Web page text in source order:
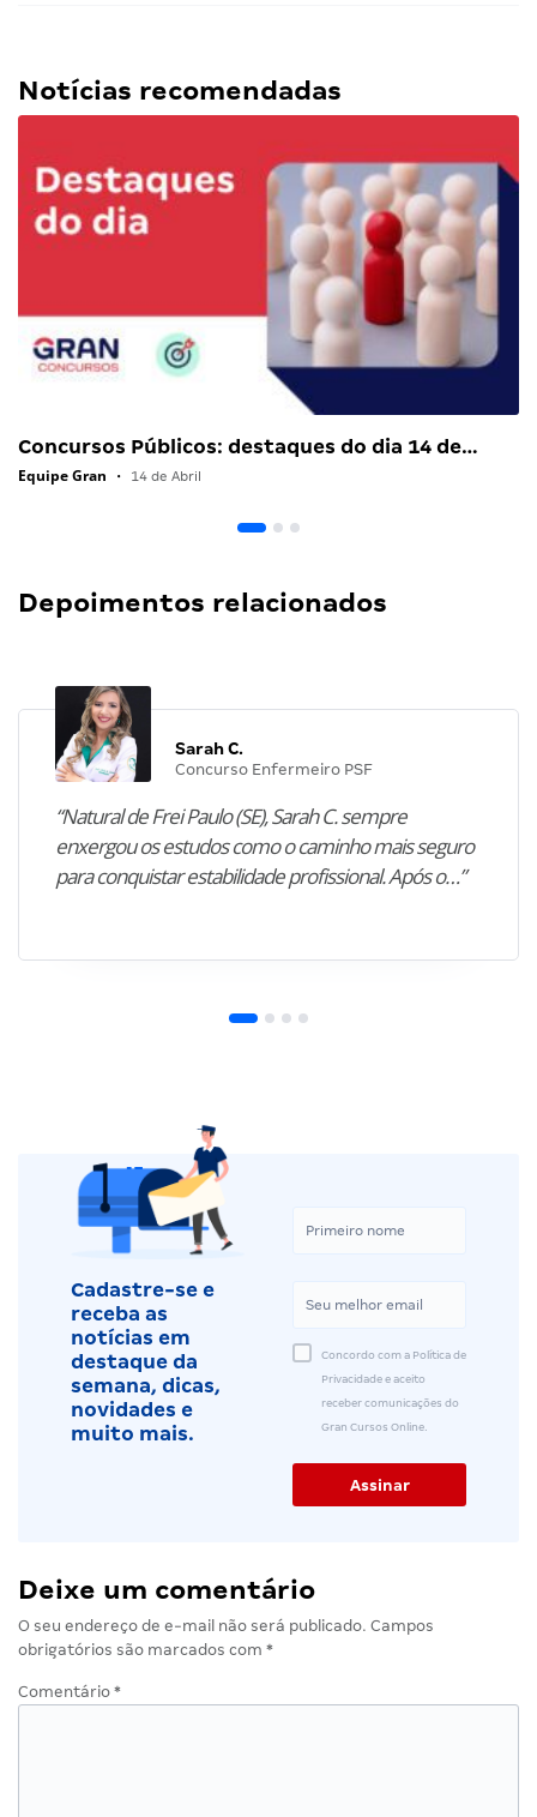
Notícias recomendadas
Concursos Públicos: destaques do dia 14 de…
Equipe Gran • 14 de Abril
Depoimentos relacionados
Sarah C.
Concurso Enfermeiro PSF
“Natural de Frei Paulo (SE), Sarah C. sempre
enxergou os estudos como o caminho mais seguro
para conquistar estabilidade profissional. Após o…”
Cadastre-se e
receba as
notícias em
destaque da
semana, dicas,
novidades e
muito mais.
Concordo com a Política de
Privacidade e aceito
receber comunicações do
Gran Cursos Online.
Deixe um comentário
O seu endereço de e-mail não será publicado. Campos
obrigatórios são marcados com *
Comentário *